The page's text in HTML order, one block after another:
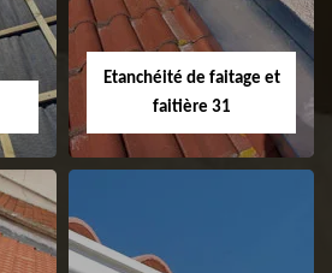
Etanchéité de faitage et
faitière 31